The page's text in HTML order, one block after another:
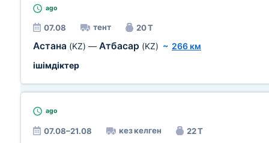
ago
07.08 тент 20 Т
Астана (KZ) — Атбасар (KZ) ~ 266 км
ішімдіктер
ago
07.08–21.08 кез келген 22 Т